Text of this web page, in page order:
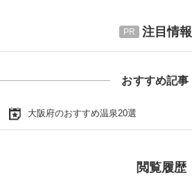
注目情報
おすすめ記事
大阪府のおすすめ温泉20選
閲覧履歴